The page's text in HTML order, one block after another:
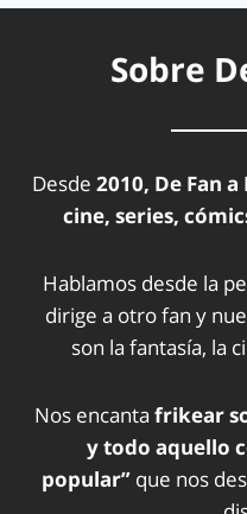
Sobre
Desde 2010, De Fan a
cine, series,
Hablamos desde la
dirige a otro fan y
son la fantasía, la
Nos encanta frikear
y todo aquello
popular” que nos